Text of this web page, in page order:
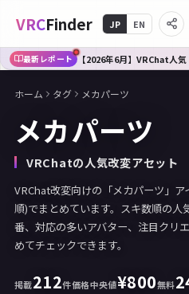
VRCFinder JP EN
最新レポート
ホーム タグ メカパーツ
メカパーツ
VRChatの人気改変アセット
VRChat改変向けの「メカパーツ」
順)でまとめています。スキ数順の人
番、対応の多いアバター、注目クリ
めてチェックできます。
掲載212件価格中央値¥800無料